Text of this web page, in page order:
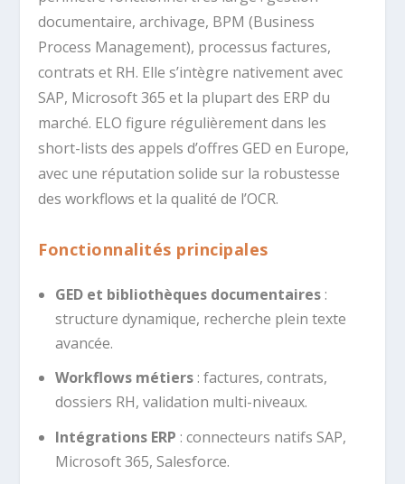
documentaire, archivage, BPM (Business
Process Management), processus factures,
contrats et RH. Elle s’intègre nativement avec
SAP, Microsoft 365 et la plupart des ERP du
marché. ELO figure régulièrement dans les
short-lists des appels d’offres GED en Europe,
avec une réputation solide sur la robustesse
des workflows et la qualité de l’OCR.
Fonctionnalités principales
GED et bibliothèques documentaires:
structure dynamique, recherche plein texte
avancée.
Workflows métiers: factures, contrats,
dossiers RH, validation multi-niveaux.
Intégrations ERP : connecteurs natifs SAP,
Microsoft 365, Salesforce.